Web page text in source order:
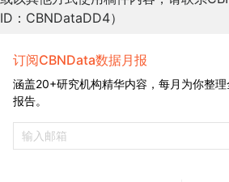
ID：CBNDataDD4）
订阅CBNData数据月报
涵盖20+研究机构精华内容，每月为你整
报告。